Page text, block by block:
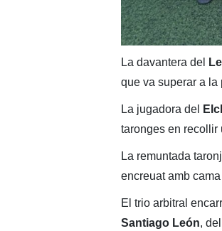
La davantera del
que va superar a la
La jugadora del
taronges en recollir
La remuntada
encreuat amb
El trio arbitral
Santiago León,